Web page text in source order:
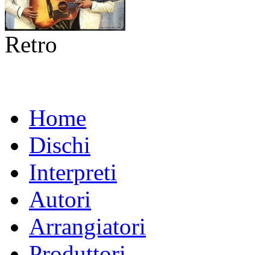
Retro
Home
Dischi
Interpreti
Autori
Arrangiatori